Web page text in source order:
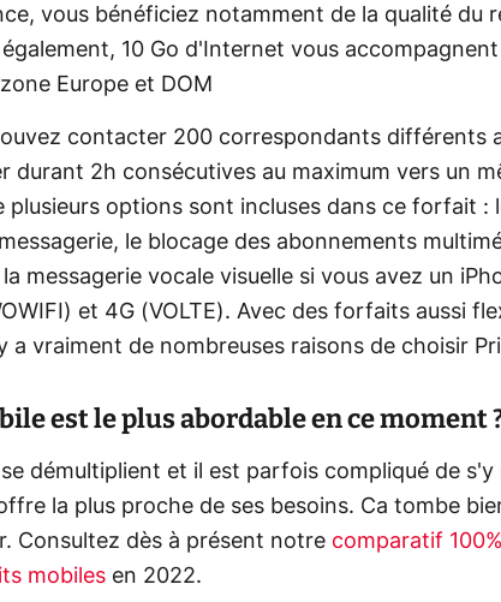
vous bénéficiez notamment de la qualité du
10 Go d'Internet vous accompagnent
Europe et DOM
contacter 200 correspondants différents
durant 2h consécutives au maximum vers un
plusieurs options sont incluses dans ce forfait :
le blocage des abonnements
messagerie vocale visuelle si vous avez un
et 4G (VOLTE). Avec des forfaits aussi
a vraiment de nombreuses raisons de choisir
est le plus abordable en ce moment
démultiplient et il est parfois compliqué de
la plus proche de ses besoins. Ca tombe
Consultez dès à présent notre comparatif
mobiles en 2022.